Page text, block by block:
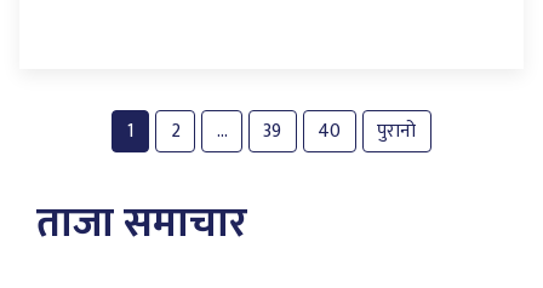
1 2 … 39 40 पुरानो
ताजा समाचार